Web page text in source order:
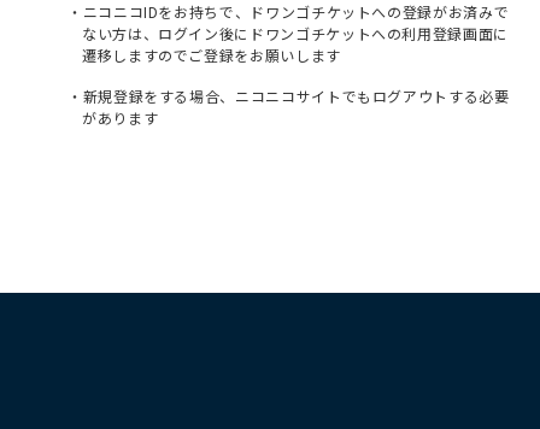
ニコニコIDをお持ちで、ドワンゴチケットへの登録がお済みで
ない方は、ログイン後にドワンゴチケットへの利用登録画面に
遷移しますのでご登録をお願いします
新規登録をする場合、ニコニコサイトでもログアウトする必要
があります